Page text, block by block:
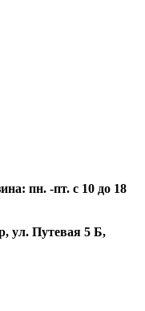
пн. -пт. с 10 до 18
ул. Путевая 5 Б,